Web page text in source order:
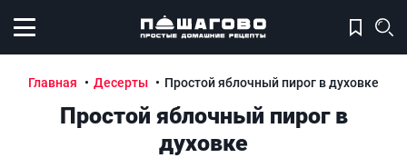
Открыть меню
Главная Десерты Простой яблочный пирог в духовке
Простой яблочный пирог в
духовке